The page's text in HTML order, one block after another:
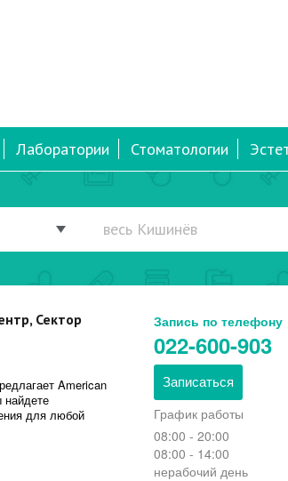
Лаборатории Стоматологии
Сектор
American
найдете
для любой
Запись по телефону
022-600-903
Записаться
График работы
08:00 - 20:00
08:00 - 14:00
нерабочий день